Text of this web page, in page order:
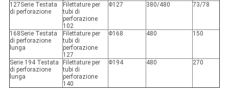
127Serie Testata
di perforazione
Filettature per
tubi di
perforazione
102
Φ127 380/480 73/78
168Serie Testata
di perforazione
lunga
Filettature per
tubi di
perforazione
127
Φ168 480 150
Serie 194 Testata
di perforazione
lunga
Filettature per
tubi di
perforazione
140
Φ194 480 270